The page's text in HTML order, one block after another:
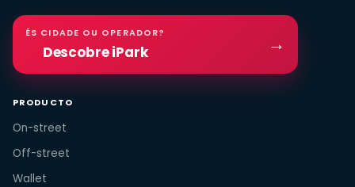
ÉS CIDADE OU OPERADOR?
Descobre iPark →
PRODUCTO
On-street
Off-street
Wallet